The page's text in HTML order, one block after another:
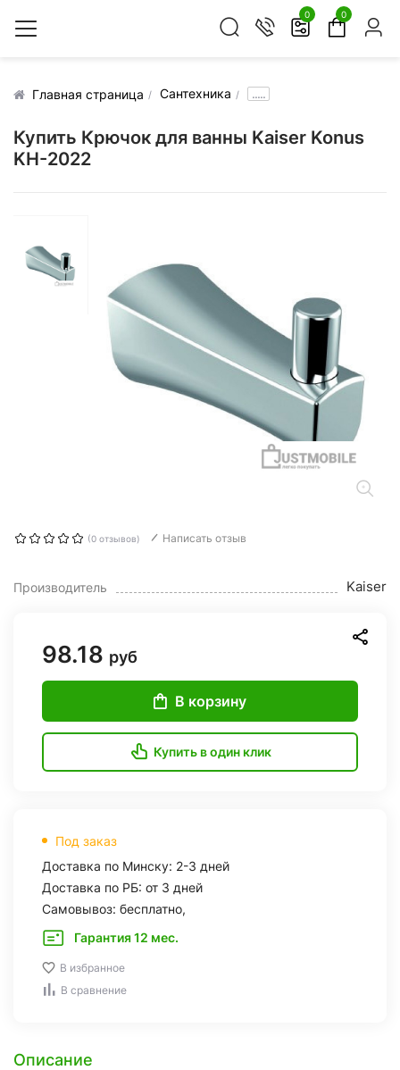
0 0
Главная страница Сантехника .....
Купить Крючок для ванны Kaiser Konus
KH-2022
(0 отзывов) Написать отзыв
Производитель Kaiser
98.18 руб
В корзину
Купить в один клик
Под заказ
Доставка по Минску: 2-3 дней
Доставка по РБ: от 3 дней
Самовывоз: бесплатно,
Гарантия 12 мес.
В избранное
В сравнение
Описание